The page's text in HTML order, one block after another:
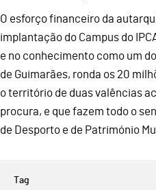
O esforço financeiro da
implantação do Campus do
e no conhecimento como um
de Guimarães, ronda os 20
o território de duas valências
procura, e que fazem todo o
de Desporto e de Património